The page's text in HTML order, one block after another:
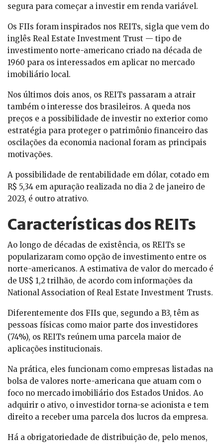
segura para começar a investir em renda variável.
Os FIIs foram inspirados nos REITs, sigla que vem do
inglês Real Estate Investment Trust — tipo de
investimento norte-americano criado na década de
1960 para os interessados em aplicar no mercado
imobiliário local.
Nos últimos dois anos, os REITs passaram a atrair
também o interesse dos brasileiros. A queda nos
preços e a possibilidade de investir no exterior como
estratégia para proteger o patrimônio financeiro das
oscilações da economia nacional foram as principais
motivações.
A possibilidade de rentabilidade em dólar, cotado em
R$ 5,34 em apuração realizada no dia 2 de janeiro de
2023, é outro atrativo.
Características dos REITs
Ao longo de décadas de existência, os REITs se
popularizaram como opção de investimento entre os
norte-americanos. A estimativa de valor do mercado é
de US$ 1,2 trilhão, de acordo com informações da
National Association of Real Estate Investment Trusts.
Diferentemente dos FIIs que, segundo a B3, têm as
pessoas físicas como maior parte dos investidores
(74%), os REITs reúnem uma parcela maior de
aplicações institucionais.
Na prática, eles funcionam como empresas listadas na
bolsa de valores norte-americana que atuam com o
foco no mercado imobiliário dos Estados Unidos. Ao
adquirir o ativo, o investidor torna-se acionista e tem
direito a receber uma parcela dos lucros da empresa.
Há a obrigatoriedade de distribuição de, pelo menos,